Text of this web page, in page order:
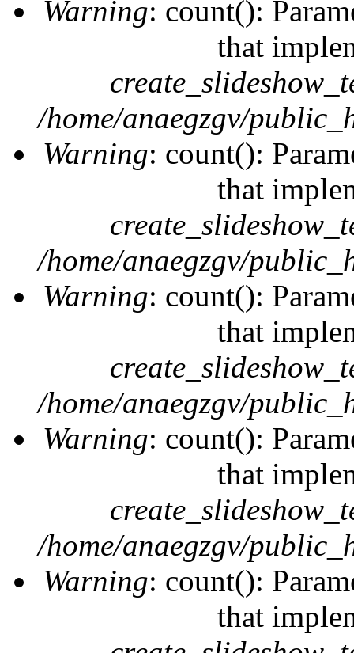
Warning: count():
that
/home/anaegzgv/
Warning: count():
that
/home/anaegzgv/
Warning: count():
that
/home/anaegzgv/
Warning: count():
that
/home/anaegzgv/
Warning: count():
that